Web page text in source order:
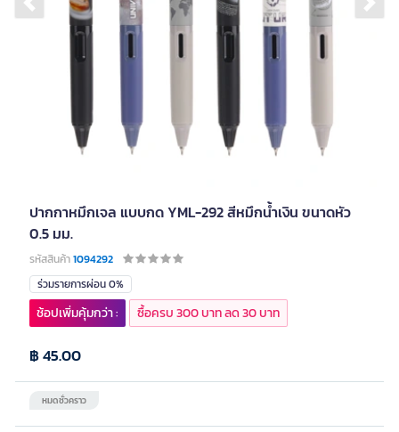
Previous slide
ปากกาหมึกเจล แบบกด YML-292 สีหมึกน้ำเงิน ขนาดหัว
0.5 มม.
รหัสสินค้า1094292
ร่วมรายการผ่อน 0%
หมดชั่วคราว
฿ 45.00
ช้อปเพิ่มคุ้มกว่า : ซื้อครบ 300 บาท ลด 30 บาท